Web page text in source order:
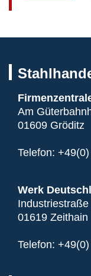
Am
01609 Gröditz
Telefon:
Werk
Industriestraße
01619 Zeithain
Telefon: